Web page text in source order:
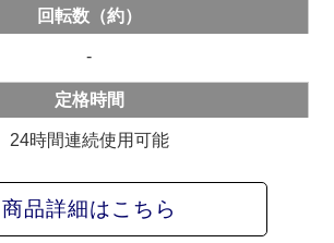
回転数（約）
-
定格時間
24時間連続使用可能
商品詳細はこちら